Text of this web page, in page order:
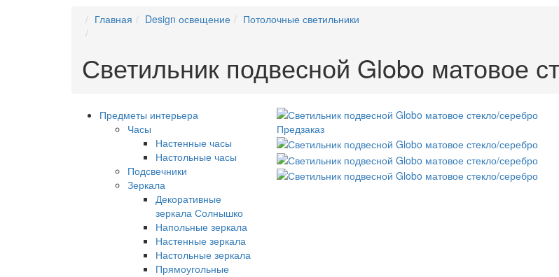
Главная Design освещение Потолочные светильники
Светильник подвесной Globo матовое
Предметы интерьера
Часы
Настенные часы
Настольные часы
Подсвечники
Зеркала
Декоративные
зеркала Солнышко
Напольные зеркала
Настенные зеркала
Настольные зеркала
Прямоугольные
Предзаказ